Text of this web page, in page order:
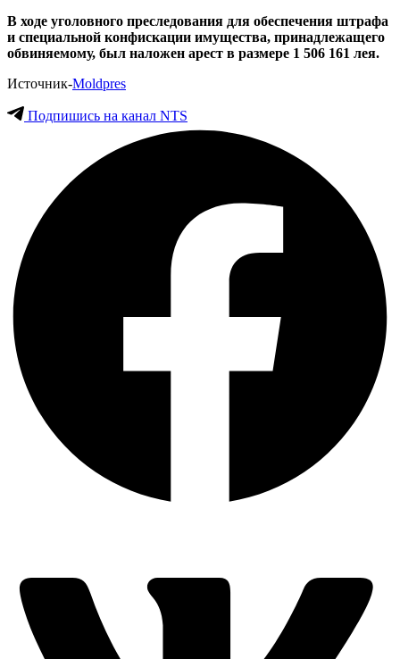
В ходе уголовного преследования для обеспечения штрафа
и специальной конфискации имущества, принадлежащего
обвиняемому, был наложен арест в размере 1 506 161 лея.
Источник-Moldpres
Подпишись на канал NTS